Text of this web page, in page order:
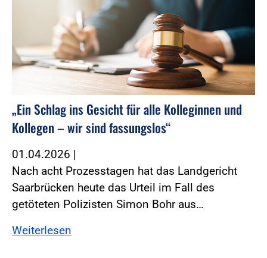
„Ein Schlag ins Gesicht für alle Kolleginnen und
Kollegen – wir sind fassungslos“
01.04.2026 |
Nach acht Prozesstagen hat das Landgericht
Saarbrücken heute das Urteil im Fall des
getöteten Polizisten Simon Bohr aus…
Weiterlesen